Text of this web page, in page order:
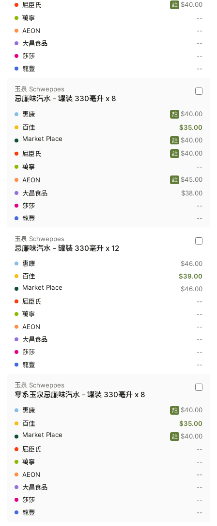
檬
品
罐
裝
毫
8
$40.00
註
--
--
--
--
--
玉
-
忌
味
汽
水
裝
毫
玉泉 Schweppes
忌廉味汽水 - 罐裝 330毫升 x 8
$40.00
註
$35.00
$40.00
註
$40.00
註
--
$45.00
註
$38.00
--
--
玉
-
忌
味
裝
330
升
玉泉 Schweppes
忌廉味汽水 - 罐裝 330毫升 x 12
$46.00
$39.00
$46.00
--
--
--
--
--
--
玉
-
零
玉
忌
廉
汽
罐
330
玉泉 Schweppes
零系玉泉忌廉味汽水 - 罐裝 330毫升 x 8
$40.00
註
$35.00
$40.00
註
--
--
--
--
--
--